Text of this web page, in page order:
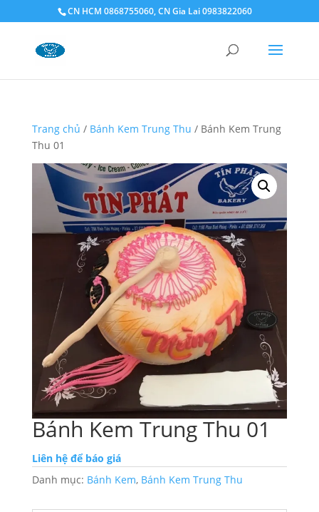
CN HCM 0868755060, CN Gia Lai 0983822060
Trang chủ / Bánh Kem Trung Thu / Bánh Kem Trung
Thu 01
Bánh Kem Trung Thu 01
Liên hệ để báo giá
Danh mục: Bánh Kem, Bánh Kem Trung Thu